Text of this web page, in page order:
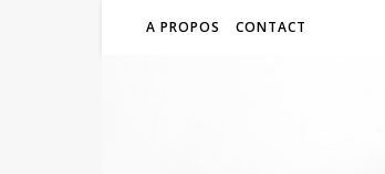
A PROPOS CONTACT